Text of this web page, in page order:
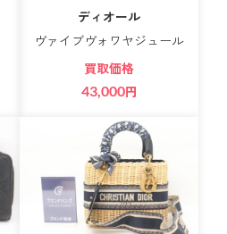
ディオール
ヴァイブヴォワヤジュール
買取価格
43,000円